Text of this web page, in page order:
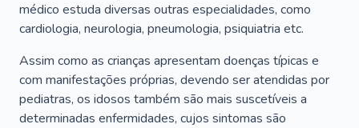
médico estuda diversas outras especialidades, como
cardiologia, neurologia, pneumologia, psiquiatria etc.
Assim como as crianças apresentam doenças típicas e
com manifestações próprias, devendo ser atendidas por
pediatras, os idosos também são mais suscetíveis a
determinadas enfermidades, cujos sintomas são